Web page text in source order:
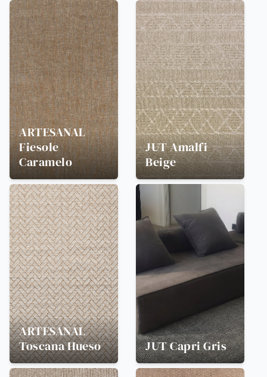
ARTESANAL
Fiesole
Caramelo
JUTAmalfi
Beige
ARTESANAL
Toscana Hueso
JUTCapri Gris